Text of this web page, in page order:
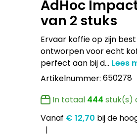
AdHoc
van 2 stuks
Ervaar koffie op zijn
ontworpen voor echt
perfect aan bij d...
Artikelnummer: 650278
In totaal 444 stuk(s)
Vanaf € 12,70 bij de